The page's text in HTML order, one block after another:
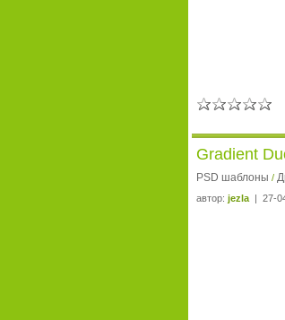
Gradient
PSD шаблоны /
автор: jezla | 27-